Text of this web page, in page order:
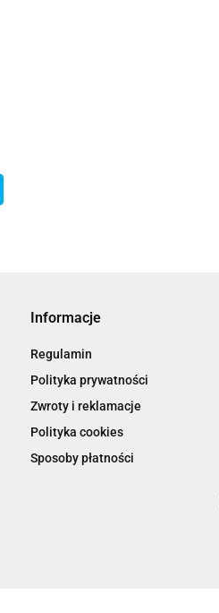
Informacje
Regulamin
Polityka prywatności
Zwroty i reklamacje
Polityka cookies
Sposoby płatności